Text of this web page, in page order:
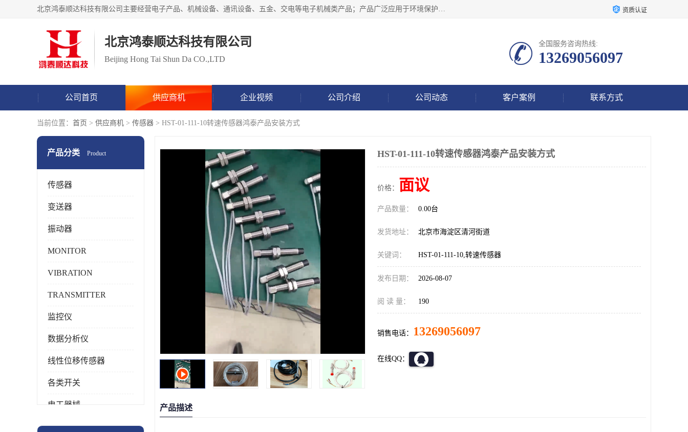
北京鸿泰顺达科技有限公司主要经营电子产品、机械设备、通讯设备、五金、交电等电子机械类产品；产品广泛应用于环境保护、石油化工、电力电子、冶金建筑、煤炭、农业、卫生防疫、教育科研等行业。并成功的与各地环境监测站、污水处理厂、卷烟厂、电厂、高校、科学院所、卫生防疫部门、煤矿、石化厂等用户建立了密切的合作关系。 资质认证
北京鸿泰顺达科技有限公司
Beijing Hong Tai Shun Da CO.,LTD
全国服务咨询热线:
13269056097
公司首页 供应商机 企业视频 公司介绍 公司动态 客户案例 联系方式
当前位置： 首页 > 供应商机 > 传感器 > HST-01-111-10转速传感器鸿泰产品安装方式
产品分类 Product
传感器
变送器
振动器
MONITOR
VIBRATION
TRANSMITTER
监控仪
数据分析仪
线性位移传感器
各类开关
电工器械
模块化产品
HST-01-111-10转速传感器鸿泰产品安装方式
价格： 面议
产品数量： 0.00台
发货地址： 北京市海淀区清河街道
关键词： HST-01-111-10,转速传感器
发布日期： 2026-08-07
阅 读 量： 190
销售电话： 13269056097
在线QQ：
产品描述